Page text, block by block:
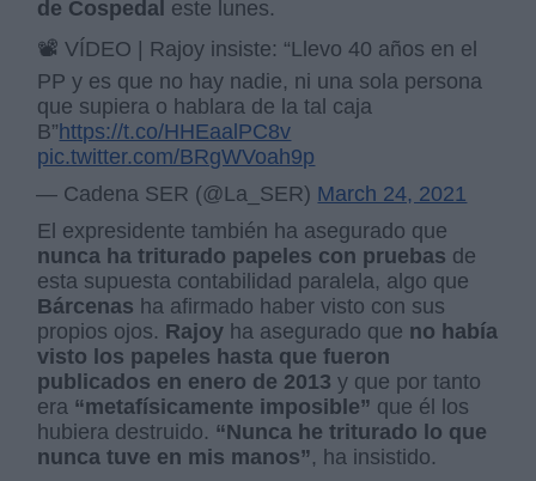
de Cospedal este lunes.
📽 VÍDEO | Rajoy insiste: “Llevo 40 años en el
PP y es que no hay nadie, ni una sola persona
que supiera o hablara de la tal caja
B” https://t.co/HHEaalPC8v
pic.twitter.com/BRgWVoah9p
— Cadena SER (@La_SER) March 24, 2021
El expresidente también ha asegurado que
nunca ha triturado papeles con pruebas de
esta supuesta contabilidad paralela, algo que
Bárcenas ha afirmado haber visto con sus
propios ojos. Rajoy ha asegurado que no había
visto los papeles hasta que fueron
publicados en enero de 2013 y que por tanto
era “metafísicamente imposible” que él los
hubiera destruido. “Nunca he triturado lo que
nunca tuve en mis manos”, ha insistido.